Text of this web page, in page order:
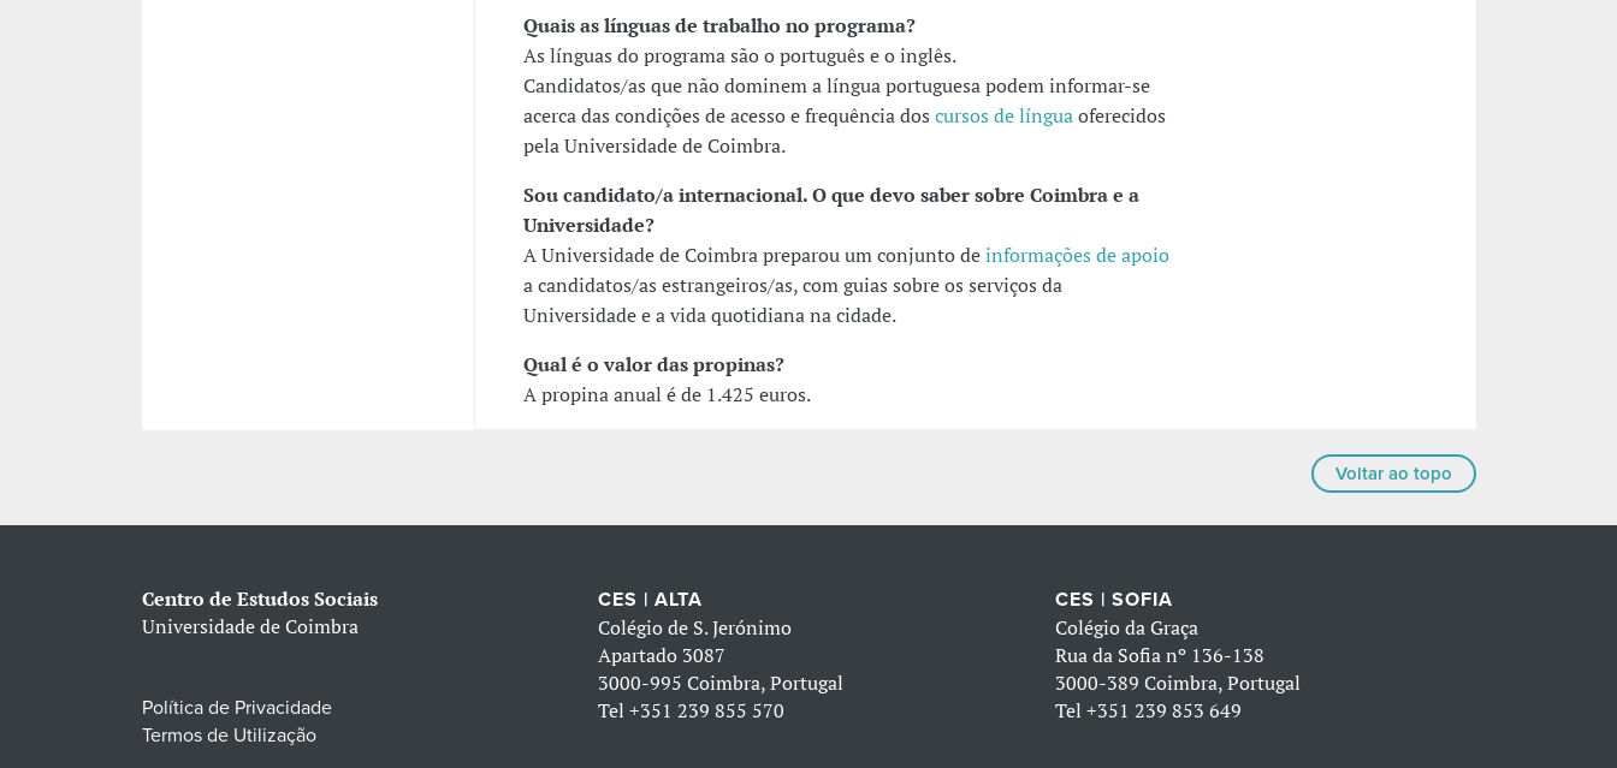
Quais as línguas de trabalho no programa?
As línguas do programa são o português e o inglês.
Candidatos/as que não dominem a língua portuguesa podem informar-se
acerca das condições de acesso e frequência dos cursos de línguaoferecidos
pela Universidade de Coimbra.
Sou candidato/a internacional. O que devo saber sobre Coimbra e a
Universidade?
A Universidade de Coimbra preparou um conjunto deinformações de apoio
a candidatos/as estrangeiros/as, com guias sobre os serviços da
Universidade e a vida quotidiana na cidade.
Qual é o valor das propinas?
A propina anual é de 1.425 euros.
Voltar ao topo
Centro de Estudos Sociais
Universidade de Coimbra
Política de Privacidade
Termos de Utilização
CES | ALTA
Colégio de S. Jerónimo
Apartado 3087
3000-995 Coimbra, Portugal
Tel+351 239 855 570
CES | SOFIA
Colégio da Graça
Rua da Sofia nº 136-138
3000-389 Coimbra, Portugal
Tel +351 239 853 649